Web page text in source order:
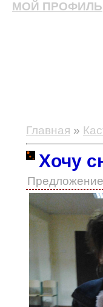
МОЙ ПРОФИЛЬ
Главная »
Хочу